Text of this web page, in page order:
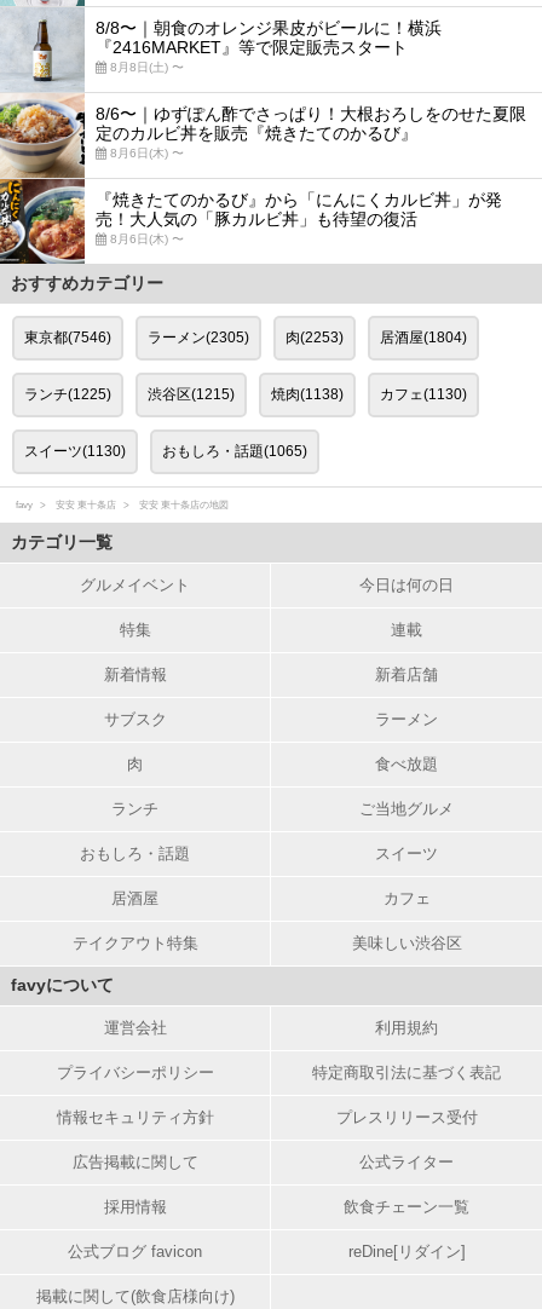
8/8〜｜朝食のオレンジ果皮がビールに！横浜
『2416MARKET』等で限定販売スタート
8月8日(土) 〜
8/6〜｜ゆずぽん酢でさっぱり！大根おろしをのせた夏限
定のカルビ丼を販売『焼きたてのかるび』
8月6日(木) 〜
『焼きたてのかるび』から「にんにくカルビ丼」が発
売！大人気の「豚カルビ丼」も待望の復活
8月6日(木) 〜
おすすめカテゴリー
東京都(7546) ラーメン(2305) 肉(2253) 居酒屋(1804)
ランチ(1225) 渋谷区(1215) 焼肉(1138) カフェ(1130)
スイーツ(1130) おもしろ・話題(1065)
favy 安安 東十条店 安安 東十条店の地図
カテゴリ一覧
グルメイベント 今日は何の日
特集 連載
新着情報 新着店舗
サブスク ラーメン
肉 食べ放題
ランチ ご当地グルメ
おもしろ・話題 スイーツ
居酒屋 カフェ
テイクアウト特集 美味しい渋谷区
favyについて
運営会社 利用規約
プライバシーポリシー 特定商取引法に基づく表記
情報セキュリティ方針 プレスリリース受付
広告掲載に関して 公式ライター
採用情報 飲食チェーン一覧
公式ブログ favicon reDine[リダイン]
掲載に関して(飲食店様向け)